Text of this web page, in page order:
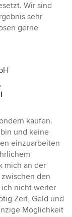
Wir sind
sehr
gerne
kaufen.
und keine
einzuarbeiten
mich an der
den
ich nicht weiter
Zeit, Geld und
Möglichkeit